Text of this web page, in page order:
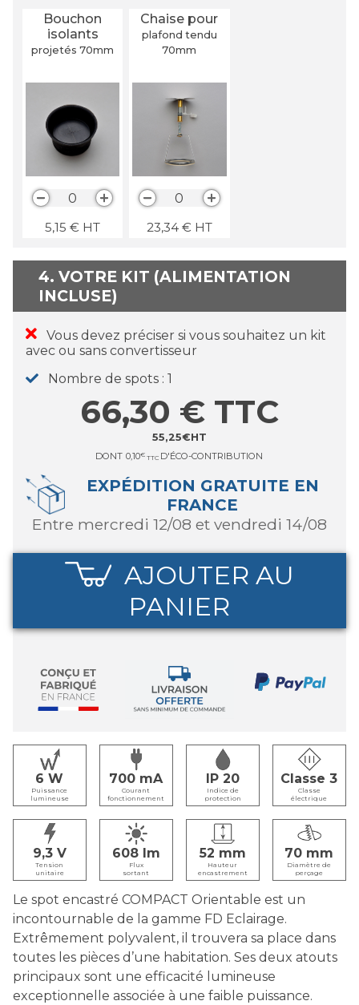
Bouchon
isolants
projetés 70mm
0
5,15 € HT
Chaise pour
plafond tendu
70mm
0
23,34 € HT
4. VOTRE KIT (ALIMENTATION
INCLUSE)
Vous devez préciser si vous souhaitez un kit
avec ou sans convertisseur
Nombre de spots 1
55,25€HT
66,30 € TTC
DONT 0,10€ TTC D'ÉCO-CONTRIBUTION
EXPÉDITION GRATUITE EN
FRANCE
entre mercredi 12/08 et vendredi 14/08
AJOUTER AU
PANIER
6
Puissance
lumineuse
700
Courant
fonctionnement
IP 20
Indice de
protection
Classe 3
Classe
électrique
9,3
Tension
unitaire
608
Flux
sortant
52
Hauteur
encastrement
70
Diamètre de
perçage
Le spot encastré COMPACT Orientable est un
incontournable de la gamme FD Eclairage.
Extrêmement polyvalent, il trouvera sa place dans
toutes les pièces d’une habitation. Ses deux atouts
principaux sont une efficacité lumineuse
exceptionnelle associée à une faible puissance.